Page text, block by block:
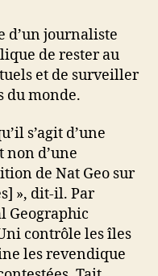
d’un journaliste
de rester au
et de surveiller
du monde.
s’agit d’une
d’une
de Nat Geo sur
», dit-il. Par
Geographic
contrôle les îles
les revendique